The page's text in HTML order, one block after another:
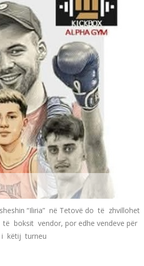
“Iliria” në Tetovë do të zhvillohet
boksit vendor, por edhe vendeve për
i këtij turneu